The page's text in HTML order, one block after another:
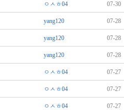
ㅇㅅㅎ04 07-30
yang120 07-28
yang120 07-28
yang120 07-28
ㅇㅅㅎ04 07-27
ㅇㅅㅎ04 07-27
ㅇㅅㅎ04 07-27